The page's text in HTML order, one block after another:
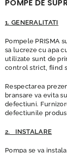
POMPE DE
1. GENERALITATI
Pompele PRISMA
sa lucreze cu apa
utilizate sunt de
control strict, fiind
Respectarea
bransare va evita
defectiuni.
defectiunile
2. INSTALARE
Pompa se va